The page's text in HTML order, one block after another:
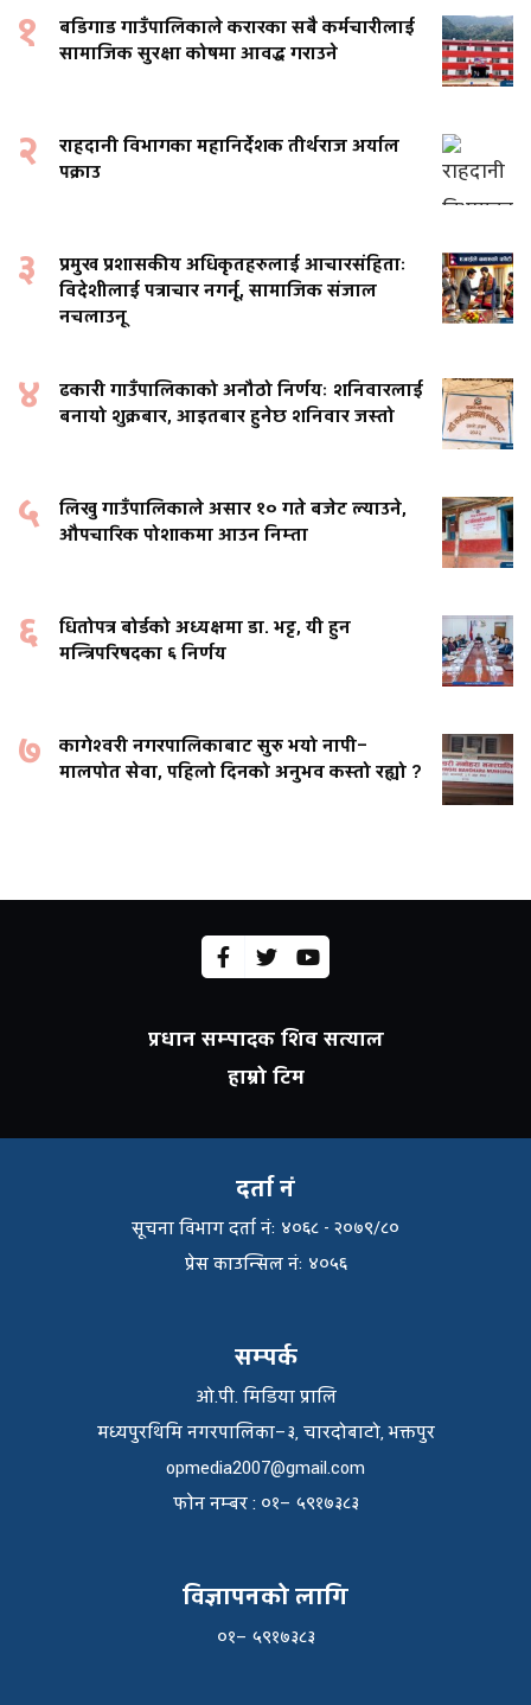
१
बडिगाड गाउँपालिकाले करारका सबै कर्मचारीलाई
सामाजिक सुरक्षा कोषमा आवद्ध गराउने
२
राहदानी विभागका महानिर्देशक तीर्थराज अर्याल
पक्राउ
३
प्रमुख प्रशासकीय अधिकृतहरुलाई आचारसंहिताः
विदेशीलाई पत्राचार नगर्नू, सामाजिक संजाल
नचलाउनू
४
ढकारी गाउँपालिकाको अनौठो निर्णयः शनिवारलाई
बनायो शुक्रबार, आइतबार हुनेछ शनिवार जस्तो
५
लिखु गाउँपालिकाले असार १० गते बजेट ल्याउने,
औपचारिक पोशाकमा आउन निम्ता
६
धितोपत्र बोर्डको अध्यक्षमा डा. भट्ट, यी हुन
मन्त्रिपरिषदका ६ निर्णय
७
कागेश्वरी नगरपालिकाबाट सुरु भयो नापी–
मालपोत सेवा, पहिलो दिनको अनुभव कस्तो रह्यो ?
प्रधान सम्पादक शिव सत्याल
हाम्रो टिम
दर्ता नं
सूचना विभाग दर्ता नंः ४०६८ - २०७९/८०
प्रेस काउन्सिल नंः ४०५६
सम्पर्क
ओ.पी. मिडिया प्रालि
मध्यपुरथिमि नगरपालिका–३, चारदोबाटो, भक्तपुर
opmedia2007@gmail.com
फाेन नम्बर : ०१– ५९१७३८३
विज्ञापनको लागि
०१– ५९१७३८३